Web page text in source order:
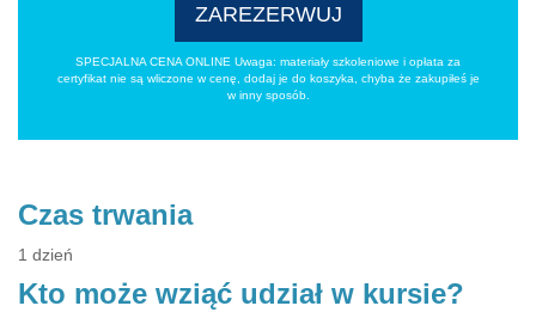
ZAREZERWUJ
SPECJALNA CENA ONLINE Uwaga: materiały szkoleniowe i opłata za
certyfikat nie są wliczone w cenę, dodaj je do koszyka, chyba że zakupiłeś je
w inny sposób.
Czas trwania
1 dzień
Kto może wziąć udział w kursie?